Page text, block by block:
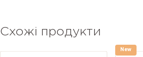
Схожі продукти
New